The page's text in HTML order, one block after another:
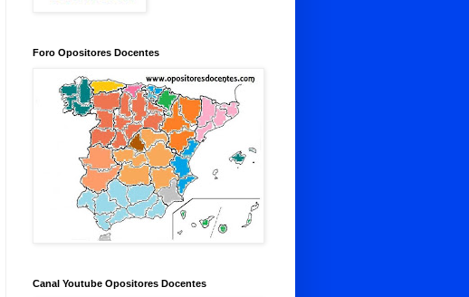
Foro Opositores Docentes
Canal Youtube Opositores Docentes